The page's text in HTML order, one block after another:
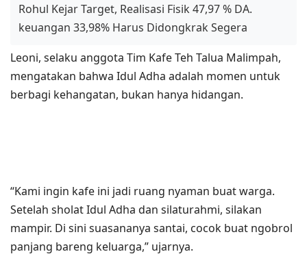
Rohul Kejar Target, Realisasi Fisik 47,97 % DA.
keuangan 33,98% Harus Didongkrak Segera
Leoni, selaku anggota Tim Kafe Teh Talua Malimpah,
mengatakan bahwa Idul Adha adalah momen untuk
berbagi kehangatan, bukan hanya hidangan.
“Kami ingin kafe ini jadi ruang nyaman buat warga.
Setelah sholat Idul Adha dan silaturahmi, silakan
mampir. Di sini suasananya santai, cocok buat ngobrol
panjang bareng keluarga,” ujarnya.